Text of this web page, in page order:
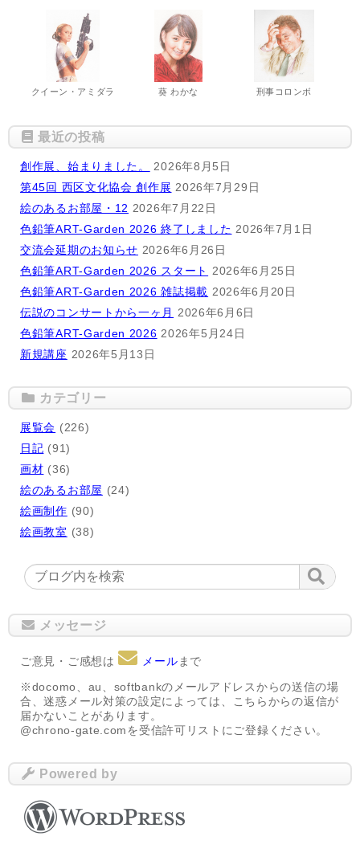
クイーン・アミダラ 葵 わかな 刑事コロンボ
最近の投稿
創作展、始まりました。
2026年8月5日
第45回 西区文化協会 創作展 2026年7月29日
絵のあるお部屋・12 2026年7月22日
色鉛筆ART-Garden 2026 終了しました 2026年7月1日
交流会延期のお知らせ 2026年6月26日
色鉛筆ART-Garden 2026 スタート 2026年6月25日
色鉛筆ART-Garden 2026 雑誌掲載 2026年6月20日
伝説のコンサートから一ヶ月 2026年6月6日
色鉛筆ART-Garden 2026 2026年5月24日
新規講座 2026年5月13日
カテゴリー
展覧会 (226)
日記 (91)
画材 (36)
絵のあるお部屋 (24)
絵画制作 (90)
絵画教室 (38)
メッセージ
ご意見・ご感想は メールまで
※docomo、au、softbankのメールアドレスからの送信の場
合、迷惑メール対策の設定によっては、こちらからの返信が
届かないことがあります。
@chrono-gate.comを受信許可リストにご登録ください。
Powered by